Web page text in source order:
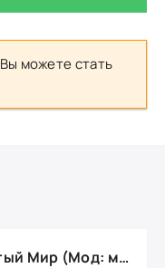
можете стать
Toilet Fight Открытый Мир (Мод: много чипов, денег, все открыто, бессмертие, урон, 50+ читов)